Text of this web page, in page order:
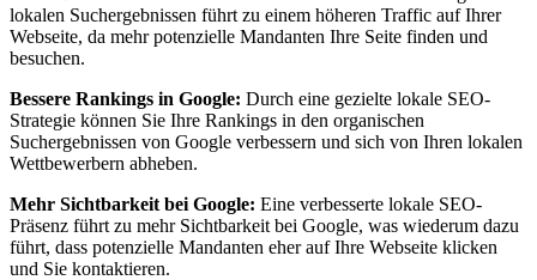
lokalen Suchergebnissen führt zu einem höheren Traffic auf Ihrer
Webseite, da mehr potenzielle Mandanten Ihre Seite finden und
besuchen.
Bessere Rankings in Google: Durch eine gezielte lokale SEO-
Strategie können Sie Ihre Rankings in den organischen
Suchergebnissen von Google verbessern und sich von Ihren lokalen
Wettbewerbern abheben.
Mehr Sichtbarkeit bei Google: Eine verbesserte lokale SEO-
Präsenz führt zu mehr Sichtbarkeit bei Google, was wiederum dazu
führt, dass potenzielle Mandanten eher auf Ihre Webseite klicken
und Sie kontaktieren.